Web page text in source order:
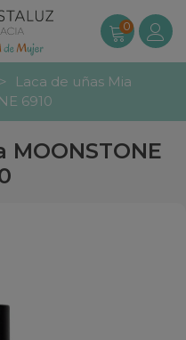
0
>
Laca de uñas Mia
6910